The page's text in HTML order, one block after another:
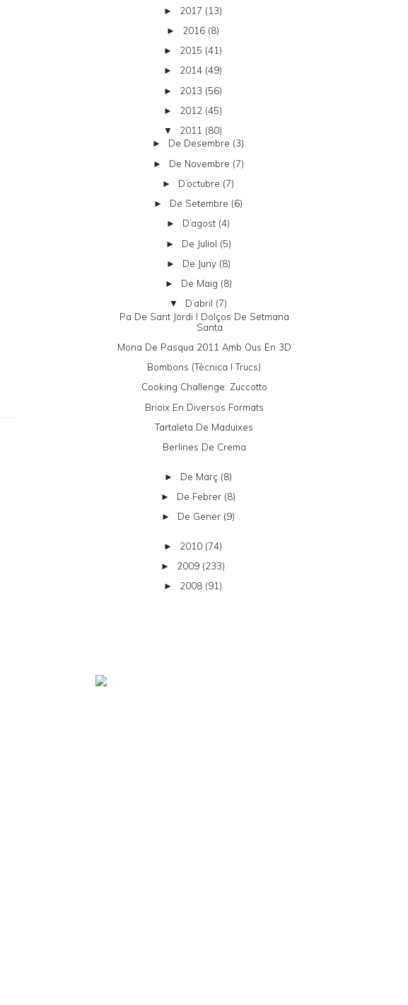
► 2017 (13)
► 2016 (8)
► 2015 (41)
► 2014 (49)
► 2013 (56)
► 2012 (45)
▼ 2011 (80)
► De Desembre (3)
► De Novembre (7)
► D’octubre (7)
► De Setembre (6)
► D’agost (4)
► De Juliol (5)
► De Juny (8)
► De Maig (8)
▼ D’abril (7)
Pa De Sant Jordi I Dolços De Setmana
Santa
Mona De Pasqua 2011 Amb Ous En 3D
Bombons (tècnica I Trucs)
Cooking Challenge: Zuccotto
Brioix En Diversos Formats
Tartaleta De Maduixes
Berlines De Crema
► De Març (8)
► De Febrer (8)
► De Gener (9)
► 2010 (74)
► 2009 (233)
► 2008 (91)